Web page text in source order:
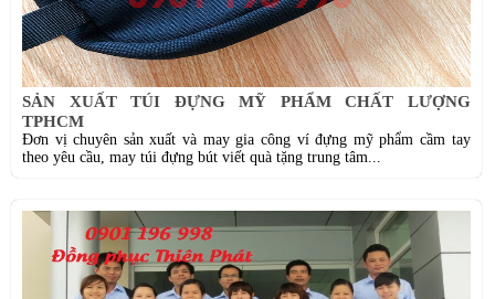
SẢN XUẤT TÚI ĐỰNG MỸ PHẨM CHẤT LƯỢNG
TPHCM
Đơn vị chuyên sản xuất và may gia công ví đựng mỹ phẩm cầm tay
theo yêu cầu, may túi đựng bút viết quà tặng trung tâm...